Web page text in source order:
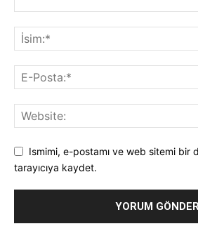
Ismimi, e-postamı ve web sitemi bir
tarayıcıya kaydet.